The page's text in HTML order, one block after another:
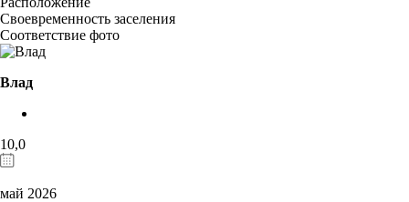
Своевременность заселения
Соответствие фото
Влад
10,0
май 2026